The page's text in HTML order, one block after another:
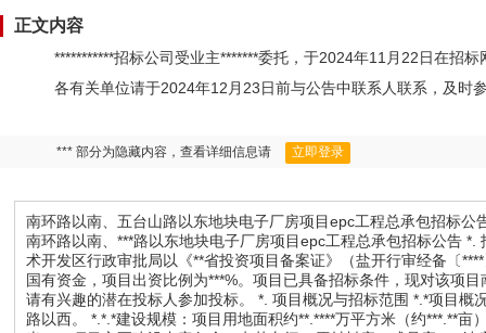
正文内容
***********招标公司受业主*******委托，于2024年11月22日在招
各有关单位请于2024年12月23日前与公告中联系人联系，及时
*** 部分为隐藏内容，查看详细信息请 立即登录
南环路以南、五台山路以东地块电子厂房项目epc工程总承包招标公
南环路以南、***路以东地块电子厂房项目epc工程总承包招标公告 *. 招标条件 本招标项目南环路以南、***路以东地块电子厂房项目已由**经济技术开发区行政审批局以《**省投资项目备案证》（盐开行审经备〔****〕***号）批准建设，项目业主为***投光谷建设发展有限公司，建设资金来自国有资金，项目出资比例为***%。项目已具备招标条件，现对该项目南环路以南、***路以东地块电子厂房项目epc工程总承包进行公开招标，特邀请有兴趣的潜在投标人参加投标。 *. 项目概况与招标范围 *.*项目概况： *.*.*建设地点：**经济技术开发区潮中河以南、***路以东、***路以北、***路以西。 *.*.*建设规模：项目用地面积约**.****万平方米（约***.**亩），总建筑面积约**万平方米（其中电芯厂房建筑面积不得低于*****平方米）；项目主要建设内容包含：电芯车间、原材料库、成品库、**站房、综合楼、甲类库、极片拆解车间、nmp罐区、测试中心、nmp回收装置设备基础、固废站、***kv变电站及**mwh储能站（预留位置）、门卫（两座）、地下水池等建（构）筑物及室外附属等相关配套设施，具体要求详见招标文件及附件。招标人保留对工程建设内容和规模调整的权利。 *.*.*合同估算价：约*.**亿元。 *.*.*工期要求：总工期要求： *** 日历天，其中设计工期 **日历天，施工工期 ***日历天。 设计开工日期： **** 年 ** 月 ** 日，施工开工日期：****年 ** 月 ** 日， 工程竣工日期： **** 年 ** 月 ** 日 工期含春节、节假日等法定假日时间，具体开工时间以发包人书面通知为准。中标人须合理安排工期，须无条件确保按规定的工期完成所有工作内容，确保工程在规定工期内竣工验收交付使用。节点工期要求详见招标文件。 *.*.* 质量要求: 合同约定的标准、设计图纸、设计文件中的技术数据和技术条件是工程材料设备采购、施工质量及工程竣工验收质量的依据，所有工程设计、采购和施工及双方约定的其他内容，须达到建筑物功能需求和国家合格标准。 （*）设计质量标准： ①所有工程设计（包含但不限于：工艺方案设计、规划方案设计、初步设计、施工图设计、专项设计、深化设计审核、变更设计等）、岩土勘察（包含但不限于：所必须的初勘复核、勘察试桩、详勘、地形地貌测绘、地下管线物探等），设计单位负责施工图送审、对接、配合并按要求进行修改，确保审查通过。 ②符合招标人限额设计及节约投资降低运营成本的要求。 ③设计图纸应经过发包方审核以满足使用及工艺要求。 （*）施工质量标准：符合现行国家施工及验收规范标准要求，质量标准达国家“合格”标准。 （*）采购质量标准：合格，符合招标文件要求和国家、地方规范标准，合格率达到***%。 *.*.* 标段划分：本次招标共一个标段。 *.* 招标范围：本项目采用epc总承包建设模式，总承包单位承包整个建设工程的设计、采购、施工直至项目竣工验收合格、缺陷责任期内的保修等全部工作，并对所承包的建设工程的质量、安全、工期、造价等全部负责，最终向招标人提交一个符合合同约定、满足使用功能、具备使用条件并经竣工验收达到合格的建设工程项目。承包范围具体内容如下： *.*.*设计：工艺方案设计、咨询评价类配合服务、地质勘察设计、地质勘察（包含但不限于：所必须的初勘复核、勘察试桩、详勘、地形地貌测绘、地下管线物探等）、方案设计、降低投资及节能减耗措施方案、规划报批、初步设计（含概算编制）、施工图设计、专项设计、深化设计审核、设计调整、变更设计、竣工图编制以及在设计过程中按照有关规定组织相关评审及审查等全部设计工作。方案设计不能清晰反映建设单位要求的，应先拿出深化方案经建设单位确定同意后进行深化设计及施工图设计等，同时完成bim模型（要求见技术规格书）。具体详见招标文件第六章发包人要求。 *.*.*施工总承包：施工内容为工程总承包招标范围内经招标人审核确认图审合格的施工图范围内的所有项目，包含但不限于场地清表、平整、清淤、软基处理、土方平衡、基坑支护、降（排）水、土石方、桩基础、基坑支护、土建（含室内机电安装预留预埋工程）、管廊、装饰装修（含综合楼精装修工程，不含洁净室及其它装修）、幕墙、钢结构、给排水、电气、暖通通风、弱电智能化、消防、洁净室、公辅**、防爆抗爆、污水处理、fmcs及能源管理等）以及配套设施工程（车棚、充电桩预留预埋、围墙、管网、景观绿化、道路、*政管网的接驳等）等的施工直至竣工验收合格并交付使用。详见招标文件第六章发包人要求。 *.*.*采购：材料及设备的采购、安装、调试。 *.*.*项目质量保修期内的保修，缺陷责任期内的质量缺陷维修等。 *.*.*通过相关部门的各项专业验收和项目竣工验收，全部竣工验收资料移交给招标人。 注：工程总承包的设计及施工内容为包设计、包图审、包专项设计、包专家评审、包通过政府主管部门审查及批复、包图纸打印、包工、包料、包工期、包质量、包安全、包文明施工、包交付、包前期施工手续办理、包工程竣工验收备案、包整体移交（含与城建档案馆、建设局对接移交档案）、包竣工验收合格及缺陷责任期内的保修。 最终施工承包范围以经招标人审核确认后图审合格的施工图为准，同时招标人保留对上述所列内容作调整的权利，中标人须无条件服从发包人的调整。 *. 投标人资格要求 *.* 投标人资质：投标人应同时具备下列 *.*.* 和 *.*.* 项资质（允许联合体），并在人员、设备、资金等方面具备相应的工程总承包能力。且投标人在资格预审申请文件递交截止时间当日及投标文件递交截止时间当日,建筑业企业资质动态监管结果均不处于不合格状态。（仅对企业某项被核查为不达标的资质进行限制） 招标人在资格预审申请文件递交截止时间或投标文件递交截止时间当日，登录“**省建筑*场监管与诚信信息一体化平台”,检查资格预审申请人或者投标人的建筑业企业资质动态监管状态,对动态监管处于不合格状态的资格预审申请人和投标人进行截图保存，提供给评标委员会。 *.*.*工程设计资质：投标人须为具有建设行政主管部门核发的工程设计综合甲级资质、建筑行业设计甲级资质、建筑行业（建筑工程）专业设计甲级资质三项资质中任意一项资质的独立法人。 *.*.*工程施工资质：投标人须为具有建设行政主管部门核发的建筑工程施工总承包二级及以上资质的独立法人，并取得有效的安全生产许可证。 *.*总承包项目经理资格要求：投标人拟派总承包项目经理须具有【建筑工程专业一级注册建造师执业资格和安全生产考核合格证书（b 类）】或具有【国家一级注册建筑师执业资格】，且必须满足下列条件： （*）总承包项目经理不得同时在两个或者两个以上单位受聘或者执业。 （*）总承包项目经理不得同时在两个或者两个以上工程项目担任工程总承包项目经理、施工项目负责人。 （*）总承包项目经理无行贿犯罪行为记录；或有行贿犯罪行为记录，但自记录之日起已超过*年的。 本项目招标文件总承包项目经理有在养护期内的绿化养护、*政养护项目的，以及在其他项目担任设计负责人（非总承包项目经理）的，不属于招标公告及文件规定的有在建工程。 （*）投标人组建联合体投标的，总承包项目经理必须为牵头单位正式职工。 *.* 投标人及拟派总承包项目经理应具备其他要求： *.*.*工程总承包项目经理承担过类似工程：具体要求详见*.*.*。 *.*投标人不得有招标文件第二章投标人须知第*.*.*项规定的情形。 *.* 本次招标 接受 组建联合体投标，联合体成员不超过 * 家 。 采用联合体投标的，应满足招标文件第二章投标人须知第*.*.*项的规定。 *.*业绩要求： *.*.*总承包项目经理承担过类似工程业绩可以是下列之一： （*）工程总承包业绩：总承包项目经理以工程总承包项目经理身份承担过的工程总承包业绩。 （*）设计业绩：总承包项目经理以设计项目负责人身份承担过的设计业绩或工程总承包项目的设计业绩。 （*）施工业绩：总承包项目经理以施工项目负责人身份承担过的施工业绩或工程总承包项目的施工业绩。 类似工程业绩是指：单项合同总建筑面积达*万平方米及以上的工业建筑工程业绩【工业建筑工程的分类按中华人民**国国家标准gb/t*****-****建设工程分类标准第*.*.*款执行】，且质量达合格及以上。类似工程业绩有效期自****年**月*日（含）以来（以竣工验收时间为准）。 上述业绩不是投标人承接的工程，不予认可。须提交的材料及要求，见投标人须知*.*。 *.*信誉要求：投标人不得存在下列情形： （*）被国家、**本省省级有关部门及**本**级、**经济技术开发区有关部门暂停招投标或*场准入资格且在公示处罚期内的。 （*）在招投标活动中因本招标文件第二章投标人须知**.*.*、**.*.*所列的不良行为，在“**省建设工程招标网”公示期间的。 （*）近*年内有行贿犯罪行为且被记录，或者法定代表人有行贿犯罪记录且自记录之日起未超过*年的。（均自记录之日起至投标截止日止） （*）被人民法院列为失信被执行人的信息正在被“信用中国”、“信用**”网站公布的，投标截止时间前失信被执行人信息已撤销或更正的除外。 （*）投标人作为失信联合惩戒对象被采取依法限制参与建设工程招投标惩戒措施的，且被有关部门推送在“信用中国”、“信用**”、“信用**”相关网站公示且在有效期内的。 凡存在以上情形之一的，本项目招标人拒绝其投标，一经发现资格审查不予通过，不得被确定为中标候选人、中标人。在一次招投标活动中，相关参与人因上述情形，导致其资格预审不通过或者被取消中标候选人资格、中标人资格的，不因其之后情况的变化，改变已经作出的决定。 *.*中标人须承诺中标的总承包项目经理，不因任何情形而更换，且出勤率不少于**%，如发生更换或出勤率少于**%，除接受招标文件约定的处罚外，自愿另行接受合同价*%的扣款。 *.*投标申请人须保证代理人、投标承诺的项目部成员均为本单位的正式职工(联合体投标的,代理人及总承包项目经理必须均为牵头单位正式职工)，投标时提供代理人及总承包项目经理从 **** 年 * 月开始至投标截止之日当月至少*个月在本单位缴纳养老保险缴费记录证明。（退休人员提供在本单位相关证明）。 *.**评标前由招标人对照省政府第***号令要求，进行评标准备工作，并核实投标人、项目负责人和设计负责人的资质和资格、经历和业绩、在建工程和信用状况等方面的情况。 *.**投标单位未按照招标文件约定要求提交投标保证金参与投标解密报价的、投标承诺的人员不到场以及其他不良行为，将会被***建设工程企业不良行为管理系统记录，影响后续参加我*招投标活动，请各投标人诚信投标、确保履约。 *. 招标文件的获取 *.*本公告发布之日起至投标截止时间止，凡有意参加投标者，请登录电子招标投标交易平台获取招标文件。（投标人合理选择下载招标文件时间，逾期未下载造成无法提出答疑、无法投标等情形的，责任自负）。 *.*招标文件获取方式：投标人使用ca数字证书登录“电子招标投标交